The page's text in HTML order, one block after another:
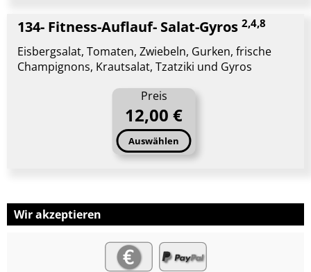
134- Fitness-Auflauf- Salat-Gyros 2,4,8
Eisbergsalat, Tomaten, Zwiebeln, Gurken, frische
Champignons, Krautsalat, Tzatziki und Gyros
Preis
12,00 €
Auswählen
Wir akzeptieren